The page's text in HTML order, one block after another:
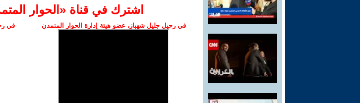
اشترك في قناة ‫«الحوار
في رحيل جليل شهباز، عضو هيئة إدارة الحوار المتمدن في